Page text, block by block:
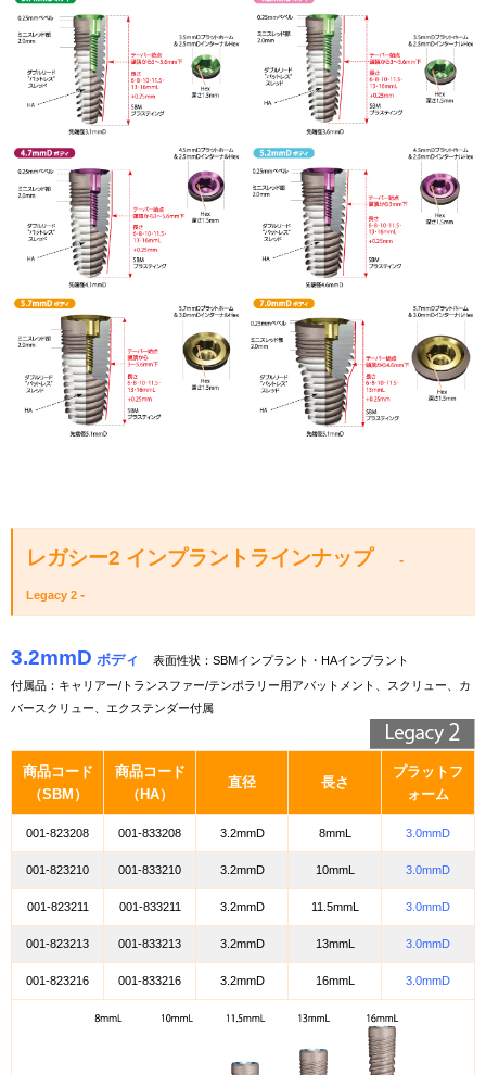
レガシー2 インプラントラインナップ -
Legacy 2 -
3.2mmD ボディ 表面性状： SBMインプラント・HAインプラント
付属品：キャリアー/トランスファー/テンポラリー用アバットメント、スクリュー、カ
バースクリュー、エクステンダー付属
商品コード
（SBM）
商品コード
（HA）
直径 長さ
プラットフ
ォーム
001-823208 001-833208 3.2mmD 8mmL 3.0mmD
001-823210 001-833210 3.2mmD 10mmL 3.0mmD
001-823211 001-833211 3.2mmD 11.5mmL 3.0mmD
001-823213 001-833213 3.2mmD 13mmL 3.0mmD
001-823216 001-833216 3.2mmD 16mmL 3.0mmD